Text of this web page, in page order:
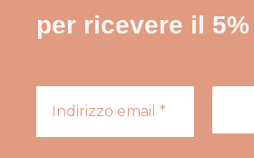
per ricevere il